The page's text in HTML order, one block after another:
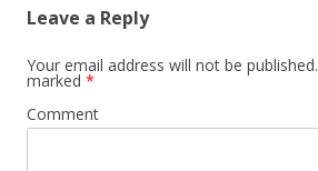
Leave a Reply
Your email address will not be published.
marked *
Comment